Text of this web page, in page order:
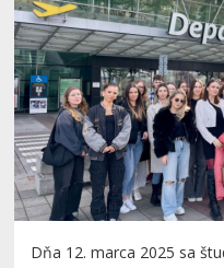
Dňa 12. marca 2025 sa